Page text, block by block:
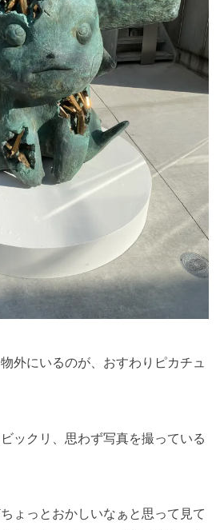
外にいるのが、おすわりピカチュ
ックリ、思わず写真を撮っている
ょっとおかしいなぁと思って見て